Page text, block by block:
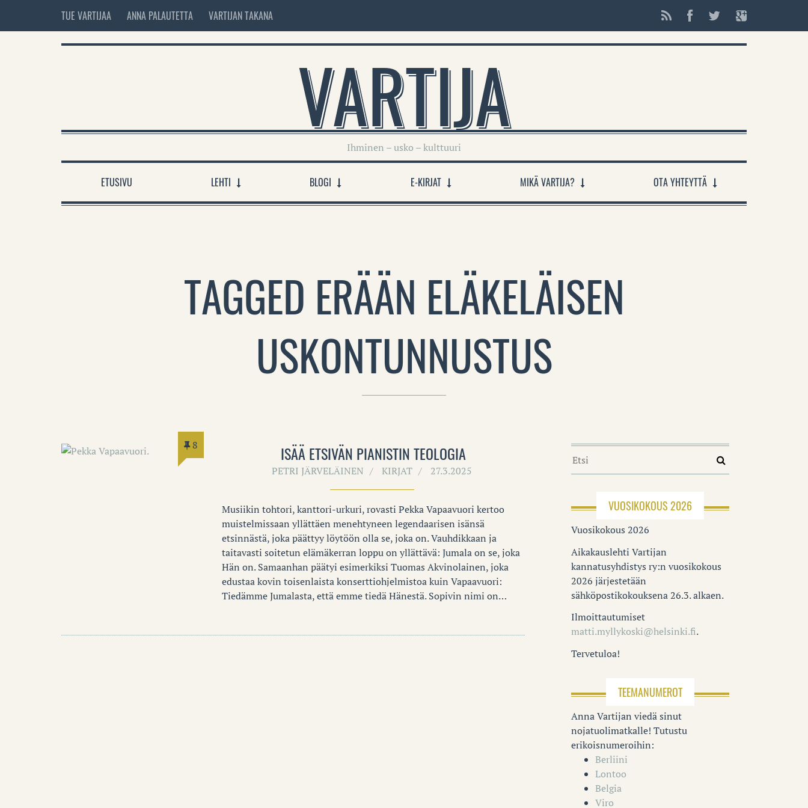
TUE VARTIJAA ANNA PALAUTETTA VARTIJAN TAKANA
VARTIJA
Ihminen – usko – kulttuuri
ETUSIVU LEHTI BLOGI E-KIRJAT MIKÄ VARTIJA? OTA YHTEYTTÄ
TAGGED ERÄÄN ELÄKELÄISEN
USKONTUNNUSTUS
8 ISÄÄ ETSIVÄN PIANISTIN TEOLOGIA
PETRI JÄRVELÄINEN KIRJAT 27.3.2025
Musiikin tohtori, kanttori-urkuri, rovasti Pekka Vapaavuori kertoo
muistelmissaan yllättäen menehtyneen legendaarisen isänsä
etsinnästä, joka päättyy löytöön olla se, joka on. Vauhdikkaan ja
taitavasti soitetun elämäkerran loppu on yllättävä: Jumala on se, joka
Hän on. Samaanhan päätyi esimerkiksi Tuomas Akvinolainen, joka
edustaa kovin toisenlaista konserttiohjelmistoa kuin Vapaavuori:
Tiedämme Jumalasta, että emme tiedä Hänestä. Sopivin nimi on…
VUOSIKOKOUS 2026
Vuosikokous 2026
Aikakauslehti Vartijan
kannatusyhdistys ry:n vuosikokous
2026 järjestetään
sähköpostikokouksena 26.3. alkaen.
Ilmoittautumiset
matti.myllykoski@helsinki.fi.
Tervetuloa!
TEEMANUMEROT
Anna Vartijan viedä sinut
nojatuolimatkalle! Tutustu
erikoisnumeroihin:
Berliini
Lontoo
Belgia
Viro